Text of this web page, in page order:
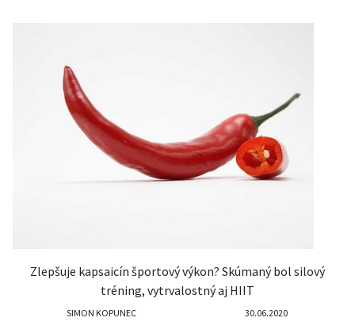
Zlepšuje kapsaicín športový výkon? Skúmaný bol silový
tréning, vytrvalostný aj HIIT
SIMON KOPUNEC 30.06.2020